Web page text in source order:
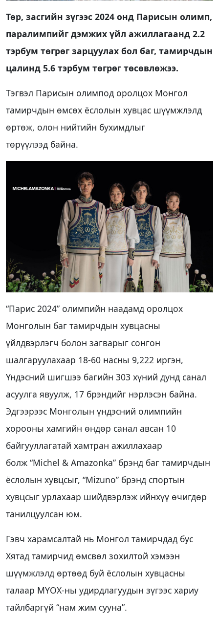
Төр, засгийн зүгээс 2024 онд Парисын олимп,
паралимпийг дэмжих үйл ажиллагаанд 2.2
тэрбум төгрөг зарцуулах бол баг, тамирчдын
цалинд 5.6 тэрбум төгрөг төсөвлөжээ.
Тэгвэл Парисын олимпод оролцох Монгол
тамирчдын өмсөх ёслолын хувцас шүүмжлэлд
өртөж, олон нийтийн бухимдлыг
төрүүлээд байна.
“Парис 2024” олимпийн наадамд оролцох
Монголын баг тамирчдын хувцасны
үйлдвэрлэгч болон загварыг сонгон
шалгаруулахаар 18-60 насны 9,222 иргэн,
Үндэсний шигшээ багийн 303 хүний дунд санал
асуулга явуулж, 17 брэндийг нэрлэсэн байна.
Эдгээрээс Монголын үндэсний олимпийн
хорооны хамгийн өндөр санал авсан 10
байгууллагатай хамтран ажиллахаар
болж “Michel & Amazonka” брэнд баг тамирчдын
ёслолын хувцсыг, “Mizuno” брэнд спортын
хувцсыг урлахаар шийдвэрлэж ийнхүү өчигдөр
танилцуулсан юм.
Гэвч харамсалтай нь Монгол тамирчдад бус
Хятад тамирчид өмсвөл зохилтой хэмээн
шүүмжлэлд өртөөд буй ёслолын хувцасны
талаар МҮОХ-ны удирдлагуудын зүгээс хариу
тайлбаргүй “нам жим сууна”.